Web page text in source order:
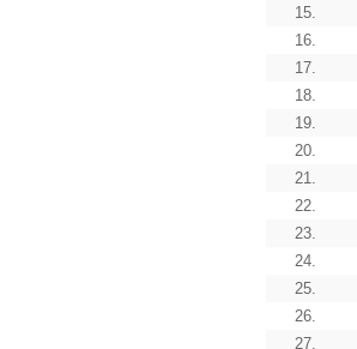
15.
16.
17.
18.
19.
20.
21.
22.
23.
24.
25.
26.
27.